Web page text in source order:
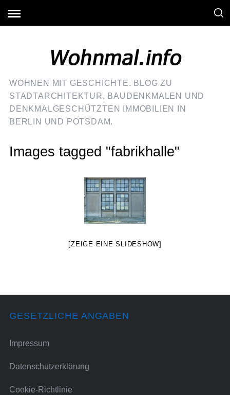
WOHNEN MIT GESCHICHTE. BLOG ZU
STADTARCHITEKTUR, BAUDENKMALEN UND
DENKMALGESCHÜTZTEN IMMOBILIEN IN
BERLIN UND POTSDAM.
Images tagged "fabrikhalle"
[ZEIGE EINE SLIDESHOW]
GESETZLICHE ANGABEN
Impressum
Datenschutzerklärung
Cookie-Richtlinie